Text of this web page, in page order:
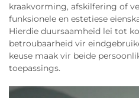
kraakvorming, afskilfering of
funksionele en estetiese
Hierdie duursaamheid lei tot
betroubaarheid vir
keuse maak vir beide
toepassings.